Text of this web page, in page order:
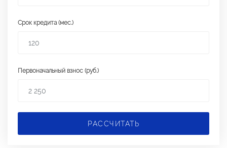
Срок кредита (мес.)
Первоначальный взнос (руб.)
РАССЧИТАТЬ